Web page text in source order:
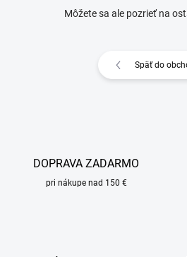
Môžete sa ale pozrieť na
Späť do
DOPRAVA ZADARMO
pri nákupe nad 150 €